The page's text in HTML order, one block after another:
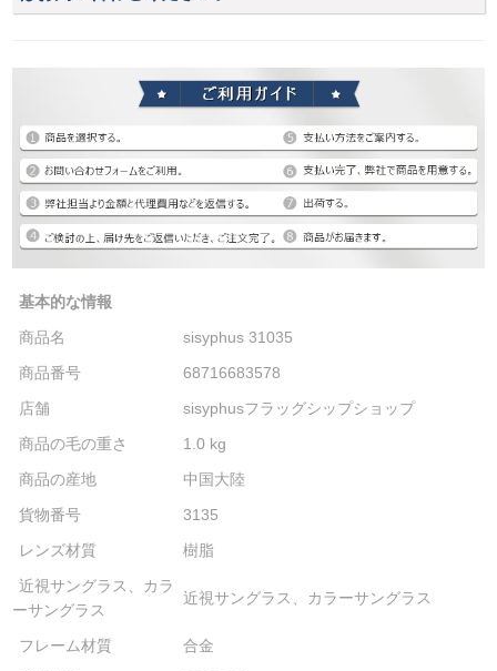
基本的な情報
商品名
sisyphus 31035
商品番号
68716683578
店舗
sisyphusフラッグシップショップ
商品の毛の重さ
1.0 kg
商品の産地
中国大陸
貨物番号
3135
レンズ材質
樹脂
近視サングラス、カラ
ーサングラス
近視サングラス、カラーサングラス
フレーム材質
合金